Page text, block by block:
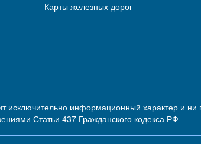
Карты железных дорог
исключительно информационный характер и
Статьи 437 Гражданского кодекса РФ